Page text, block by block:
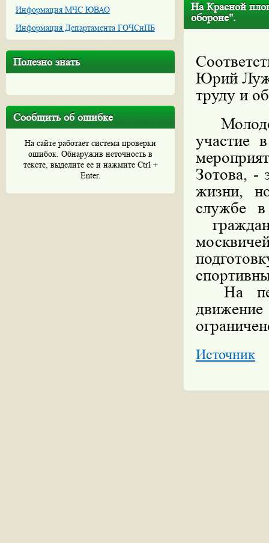
Информация МЧС ЮВАО
Информация Департамента ГОЧСиПБ
Полезно знать
Сообщить об ошибке
На сайте работает система проверки
ошибок. Обнаружив неточность в
тексте, выделите ее и нажмите Ctrl +
Enter.
На Красной
обороне".
Юрий
труду и
участие
Зотова, -
жизни,
службе
На
Источник